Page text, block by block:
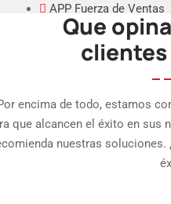
APP Fuerza de Ventas
APP Punto de Venta
Int. eCommerce
Que
encima de todo, estamos
que alcancen el éxito en sus
nuestras soluciones.